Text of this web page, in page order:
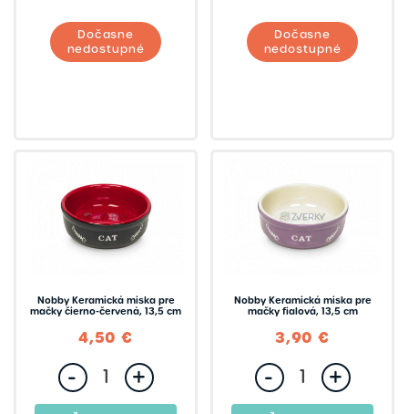
Dočasne
nedostupné
Dočasne
nedostupné
Nobby Keramická miska pre
mačky čierno-červená, 13,5 cm
4,50 €
- +
Nobby Keramická miska pre
mačky fialová, 13,5 cm
3,90 €
- +